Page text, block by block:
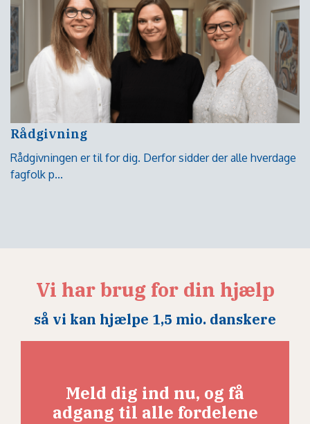
Rådgivning
Rådgivningen er til for dig. Derfor sidder der alle hverdage
fagfolk p...
Vi har brug for din hjælp
så vi kan hjælpe 1,5 mio. danskere
Meld dig ind nu, og få
adgang til alle fordelene